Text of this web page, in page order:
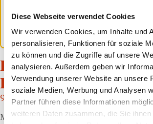
Diese Webseite verwendet Cookies
Wir verwenden Cookies, um Inhalte und
personalisieren, Funktionen für soziale
zu können und die Zugriffe auf unsere
analysieren. Außerdem geben wir
Verwendung unserer Website an unsere
soziale Medien, Werbung und Analysen
Partner führen diese Informationen
weiteren Daten zusammen, die Sie
Markenwahl entscheidet bei
Investitionsvolumen und
Radisson-Ziel: 100
Häuser bis Ende der
90 von 100
Mit den drei 1912-Konversionen